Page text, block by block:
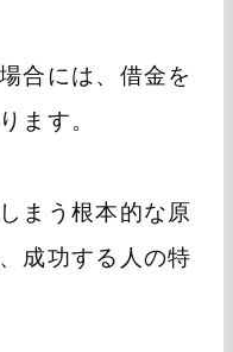
合には、借金を
ます。
まう根本的な原
成功する人の特